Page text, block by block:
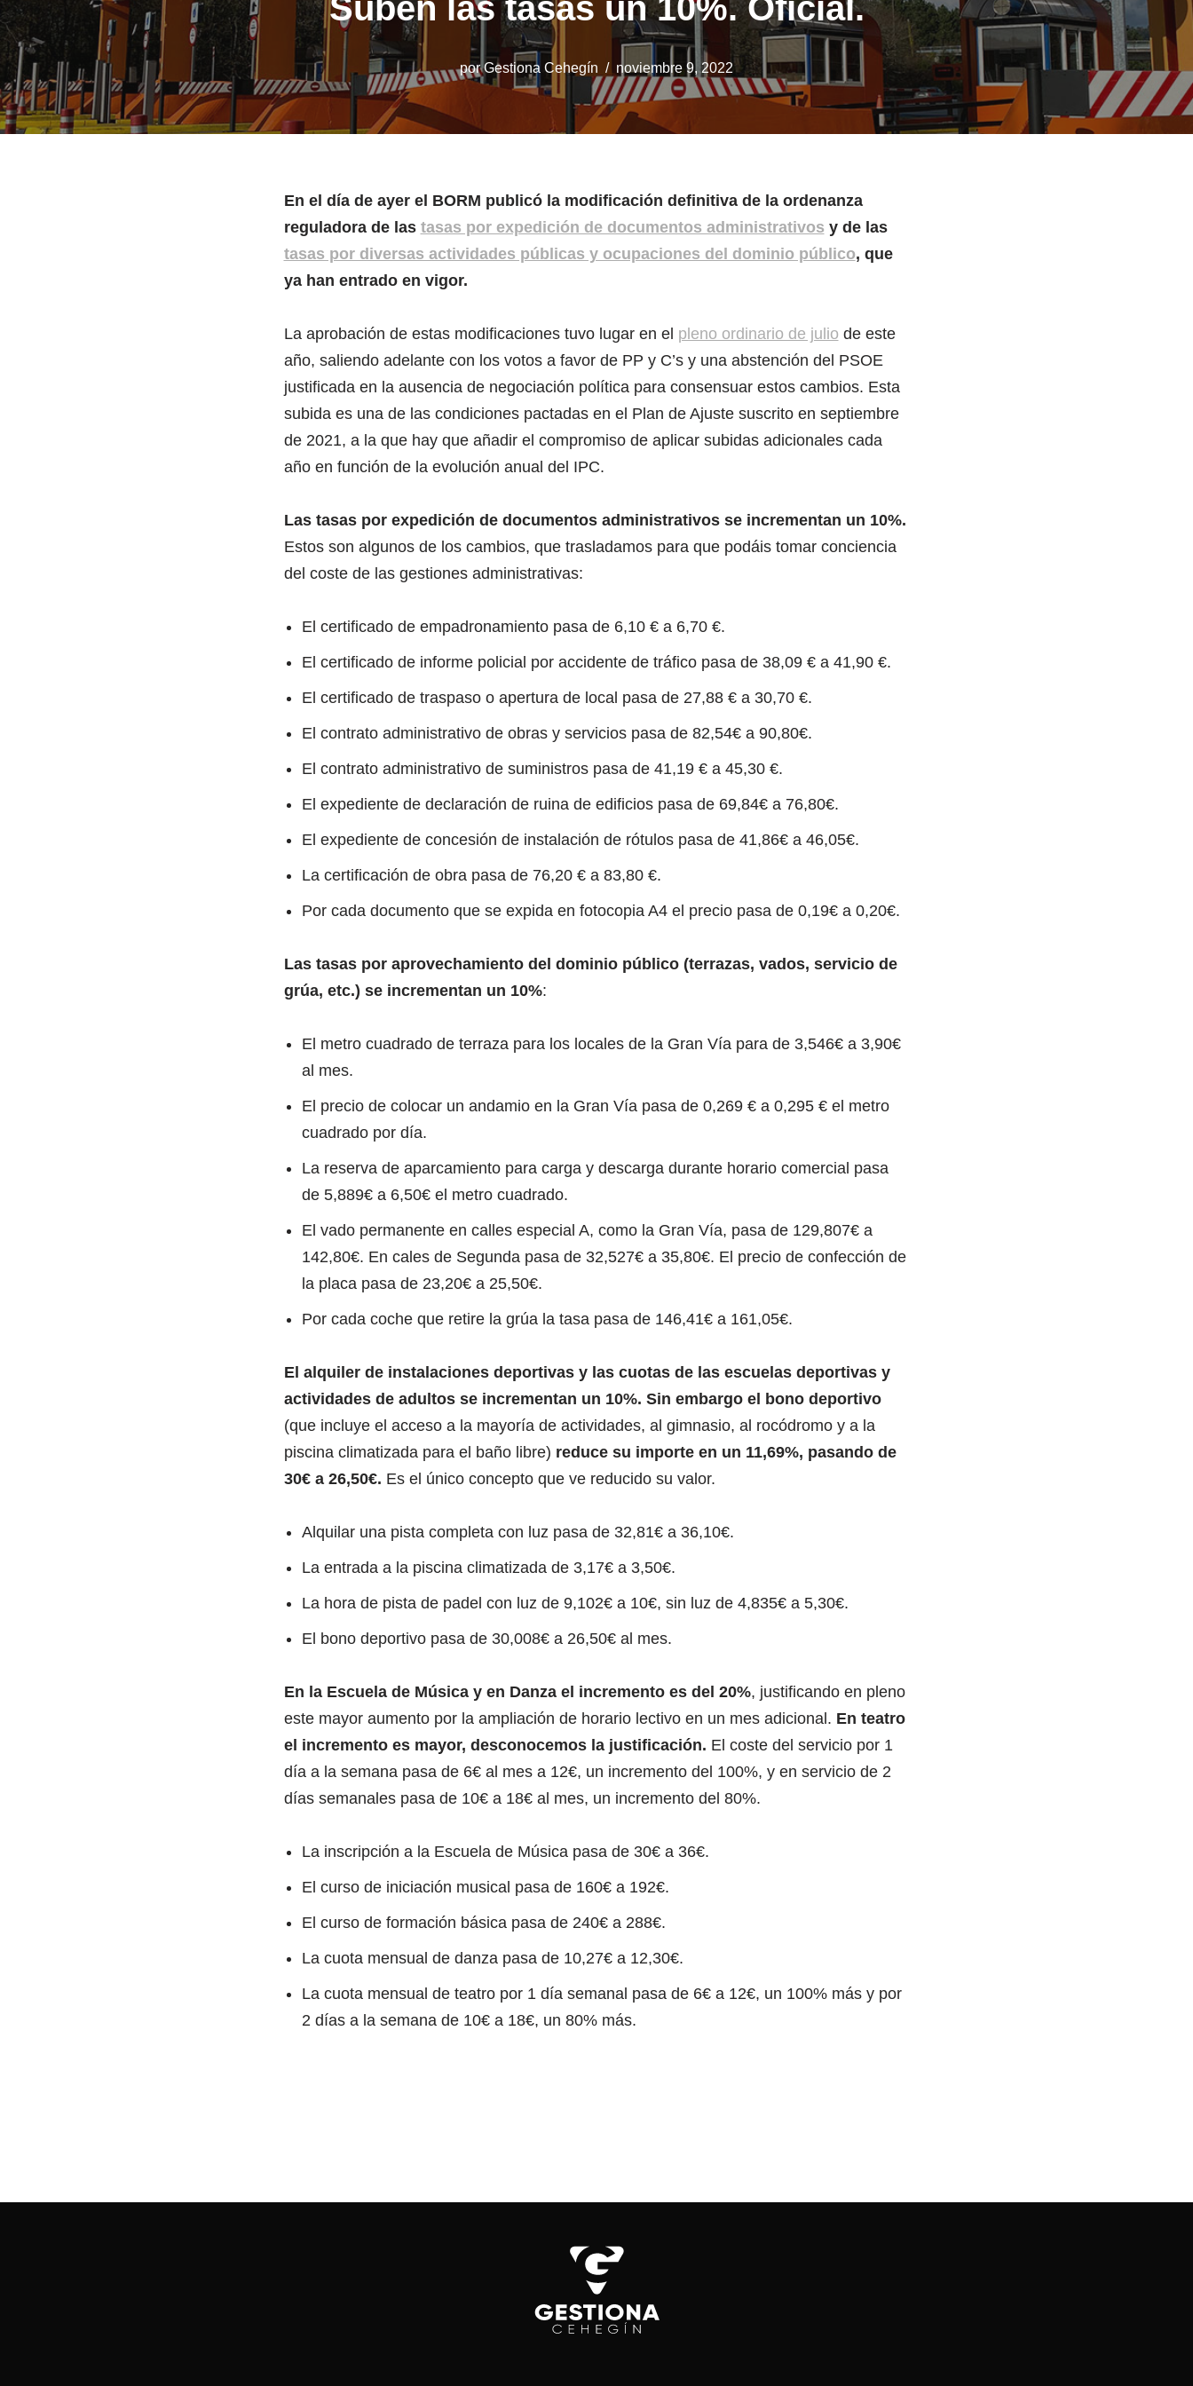
Suben las tasas un 10%. Oficial.
porGestiona Cehegín noviembre 9, 2022
En el día de ayer el BORM publicó la modificación definitiva de la ordenanza
reguladora de las tasas por expedición de documentos administrativos y de las
tasas por diversas actividades públicas y ocupaciones del dominio público, que
ya han entrado en vigor.
La aprobación de estas modificaciones tuvo lugar en el pleno ordinario de julio de este
año, saliendo adelante con los votos a favor de PP y C’s y una abstención del PSOE
justificada en la ausencia de negociación política para consensuar estos cambios. Esta
subida es una de las condiciones pactadas en el Plan de Ajuste suscrito en septiembre
de 2021, a la que hay que añadir el compromiso de aplicar subidas adicionales cada
año en función de la evolución anual del IPC.
Las tasas por expedición de documentos administrativos se incrementan un 10%.
Estos son algunos de los cambios, que trasladamos para que podáis tomar conciencia
del coste de las gestiones administrativas:
El certificado de empadronamiento pasa de 6,10 € a 6,70 €.
El certificado de informe policial por accidente de tráfico pasa de 38,09 € a 41,90 €.
El certificado de traspaso o apertura de local pasa de 27,88 € a 30,70 €.
El contrato administrativo de obras y servicios pasa de 82,54€ a 90,80€.
El contrato administrativo de suministros pasa de 41,19 € a 45,30 €.
El expediente de declaración de ruina de edificios pasa de 69,84€ a 76,80€.
El expediente de concesión de instalación de rótulos pasa de 41,86€ a 46,05€.
La certificación de obra pasa de 76,20 € a 83,80 €.
Por cada documento que se expida en fotocopia A4 el precio pasa de 0,19€ a 0,20€.
Las tasas por aprovechamiento del dominio público (terrazas, vados, servicio de
grúa, etc.) se incrementan un 10%:
El metro cuadrado de terraza para los locales de la Gran Vía para de 3,546€ a 3,90€
al mes.
El precio de colocar un andamio en la Gran Vía pasa de 0,269 € a 0,295 € el metro
cuadrado por día.
La reserva de aparcamiento para carga y descarga durante horario comercial pasa
de 5,889€ a 6,50€ el metro cuadrado.
El vado permanente en calles especial A, como la Gran Vía, pasa de 129,807€ a
142,80€. En cales de Segunda pasa de 32,527€ a 35,80€. El precio de confección de
la placa pasa de 23,20€ a 25,50€.
Por cada coche que retire la grúa la tasa pasa de 146,41€ a 161,05€.
El alquiler de instalaciones deportivas y las cuotas de las escuelas deportivas y
actividades de adultos se incrementan un 10%. Sin embargo el bono deportivo
(que incluye el acceso a la mayoría de actividades, al gimnasio, al rocódromo y a la
piscina climatizada para el baño libre) reduce su importe en un 11,69%, pasando de
30€ a 26,50€. Es el único concepto que ve reducido su valor.
Alquilar una pista completa con luz pasa de 32,81€ a 36,10€.
La entrada a la piscina climatizada de 3,17€ a 3,50€.
La hora de pista de padel con luz de 9,102€ a 10€, sin luz de 4,835€ a 5,30€.
El bono deportivo pasa de 30,008€ a 26,50€ al mes.
En la Escuela de Música y en Danza el incremento es del 20%, justificando en pleno
este mayor aumento por la ampliación de horario lectivo en un mes adicional. En teatro
el incremento es mayor, desconocemos la justificación. El coste del servicio por 1
día a la semana pasa de 6€ al mes a 12€, un incremento del 100%, y en servicio de 2
días semanales pasa de 10€ a 18€ al mes, un incremento del 80%.
La inscripción a la Escuela de Música pasa de 30€ a 36€.
El curso de iniciación musical pasa de 160€ a 192€.
El curso de formación básica pasa de 240€ a 288€.
La cuota mensual de danza pasa de 10,27€ a 12,30€.
La cuota mensual de teatro por 1 día semanal pasa de 6€ a 12€, un 100% más y por
2 días a la semana de 10€ a 18€, un 80% más.